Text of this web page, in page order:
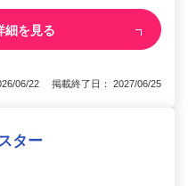
細を見る
06/22 掲載終了日： 2027/06/25
ター